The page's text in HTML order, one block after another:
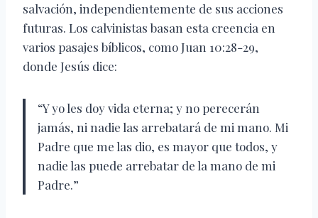
salvación, independientemente de sus acciones
futuras. Los calvinistas basan esta creencia en
varios pasajes bíblicos, como Juan 10:28-29,
donde Jesús dice:
“Y yo les doy vida eterna; y no perecerán
jamás, ni nadie las arrebatará de mi mano. Mi
Padre que me las dio, es mayor que todos, y
nadie las puede arrebatar de la mano de mi
Padre.”